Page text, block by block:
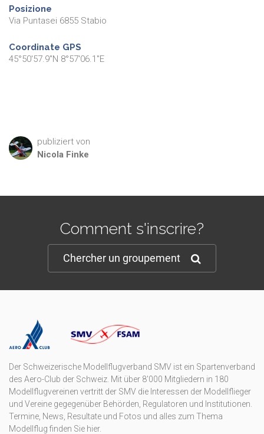
Posizione
Via Puntasei 6855 Stabio
Coordinate GPS
45°50'57.9"N 8°57'06.1"E
publiziert von
Nicola Finke
Comment s'inscrire?
Chercher un groupement
Der Schweizerische Modellflugverband SMV ist ein Spartenverband
des Aero-Club der Schweiz. Mit über 8'000 Mitgliedern in 180
Modellflugvereinen vertritt der SMV die Interessen der Modellflieger
und Vereine gegegenüber Behörden, Regulatoren und Institutionen.
Termine, News, Resultate und Fotos und alles zum Thema
Modellflug finden Sie hier.